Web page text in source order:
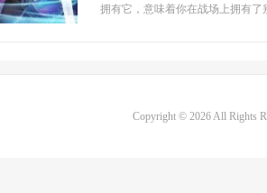
拥有它，意味着你在战场上拥有
Copyright © 2026 All Rights